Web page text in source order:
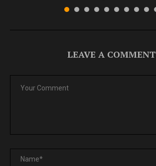
LEAVE A COMMENT